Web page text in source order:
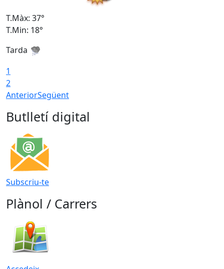
T.Màx: 37°
T.Min: 18°
Tarda
1
2
AnteriorSegüent
Butlletí digital
Subscriu-te
Plànol / Carrers